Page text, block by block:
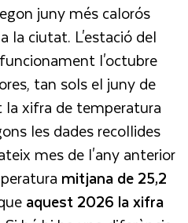
juny més calorós
la ciutat. L'estació del
l'octubre
tan sols el juny de
la xifra de temperatura
les dades recollides
mes de l'any anterior
mitjana de 25,2
aquest 2026 la xifra